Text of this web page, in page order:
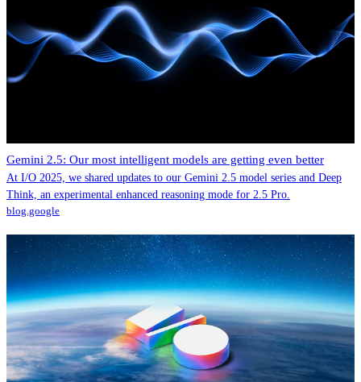
Gemini 2.5: Our most intelligent models are getting even better
At I/O 2025, we shared updates to our Gemini 2.5 model series and Deep
Think, an experimental enhanced reasoning mode for 2.5 Pro.
blog.google